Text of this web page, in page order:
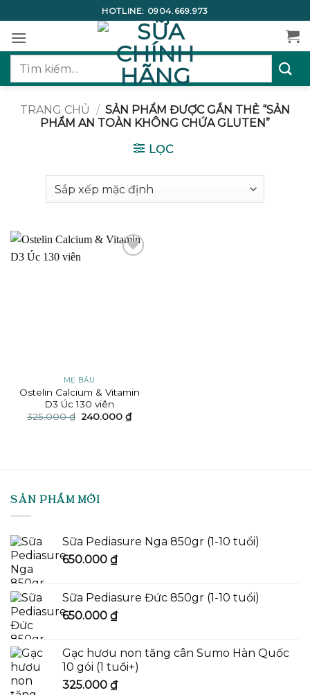
qua
nội
dung
HOTLINE: 0904.669.973
Tìm
TRANG CHỦ / SẢN PHẨM ĐƯỢC GẮN THẺ “SẢN
PHẨM AN TOÀN KHÔNG CHỨA GLUTEN”
LỌC
MẸ BẦU
Ostelin Calcium & Vitamin
D3 Úc 130 viên
325.000₫ Giá
240.000₫Giá
hiện
SẢN PHẨM MỚI
Sữa Pediasure Nga 850gr (1-10 tuổi)
650.000 ₫
Sữa Pediasure Đức 850gr (1-10 tuổi)
650.000 ₫
Gạc hươu non tăng cân Sumo Hàn Quốc
10 gói (1 tuổi+)
325.000 ₫